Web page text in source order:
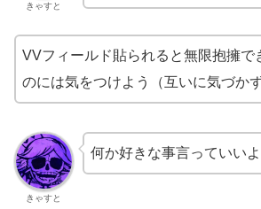
きゃすと
VVフィールド貼られると無限抱擁で
のには気をつけよう（互いに気づかず
きゃすと
何か好きな事言っていいよ